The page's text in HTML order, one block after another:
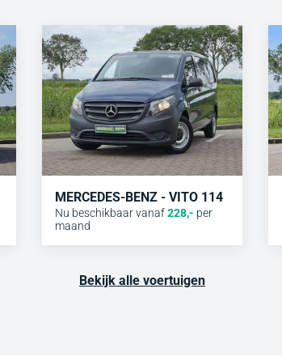
MERCEDES-BENZ - VITO 114
Nu beschikbaar vanaf 228,- per
maand
Bekijk alle voertuigen